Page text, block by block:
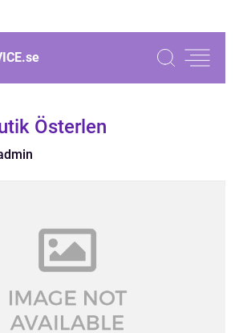
se
Österlen